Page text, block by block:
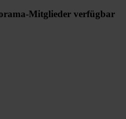
Mitglieder verfügbar